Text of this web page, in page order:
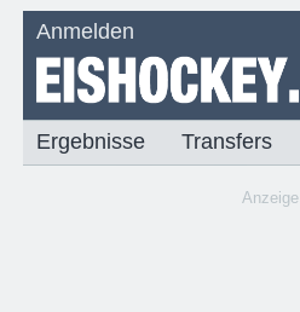
Anmelden
Ergebnisse Transfers
Anzeige